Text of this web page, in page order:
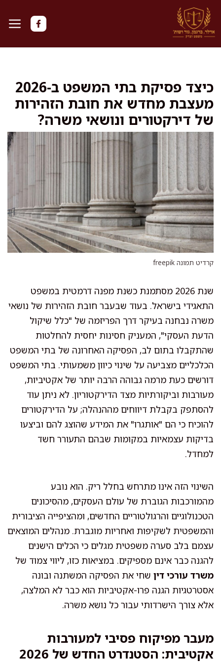
לדלג
לתוכן
כיצד פסיקת בתי המשפט ב-2026
מעצבת מחדש את חובת הזהירות
של דירקטורים ונושאי משרה?
קרדיט תמונה freepik
שנת 2026 מסתמנת כשנת מפנה דרמטית במשפט
התאגידי בישראל. בעוד שבעבר חובת הזהירות של נושאי
משרה נבחנה בעיקר דרך הפריזמה של "כלל שיקול
הדעת העסקי", המעניק חסינות יחסית להחלטות
שהתקבלו בתום לב, הפסיקה האחרונה של בתי המשפט
הכלכליים מצביעה על שינוי כיוון משמעותי. בתי המשפט
דורשים כעת מרמה גבוהה הרבה יותר של אקטיביות,
מעורבות וביקורתיות מצד הדירקטוריון. לא ניתן עוד
להסתפק בקבלת דיווחים מההנהלה; על הדירקטורים
להוכיח כי הם "אותגרו" את המידע שהוצג להם וביצעו
בדיקות עצמאיות במקומות שבהם התעורר חשד
למחדל.
השינוי הזה אינו מתרחש בחלל ריק. הוא נובע
מהמורכבות הגוברת של עולם העסקים, מהסיכונים
הטכנולוגיים והרגולטוריים החדשים, ומהציפייה הציבורית
והמשפטית לשקיפות ואחריות מוגברת. מנהלים המוצאים
עצמם בלב סערה משפטית מגלים כי הכלים הישנים
להגנה כבר אינם מספיקים. במציאות כזו, ליווי צמוד של
משרד עורכי דין שחי את הפסיקה המשתנה ובונה
אסטרטגיות הגנה פרו-אקטיביות הוא כבר לא המלצה,
אלא צורך הישרדותי עבור כל נושא משרה.
מעבר מפיקוח פסיבי למעורבות
אקטיבית: הסטנדרט החדש של 2026